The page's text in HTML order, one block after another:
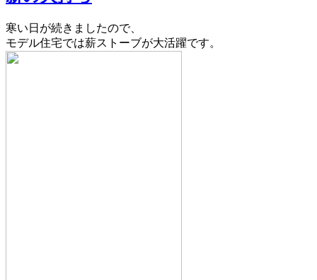
寒い日が続きましたので、
モデル住宅では薪ストーブが大活躍です。